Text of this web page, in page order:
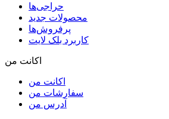
حراجی‌ها
محصولات جدید
پرفروش‌ها
کاربرد بلک لایت
اکانت من
اکانت من
سفارشات من
آدرس من